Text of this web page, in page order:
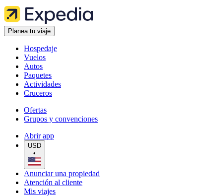
Planea tu viaje
Hospedaje
Vuelos
Autos
Paquetes
Actividades
Cruceros
Ofertas
Grupos y convenciones
Abrir app
USD
•
Anunciar una propiedad
Atención al cliente
Mis viajes